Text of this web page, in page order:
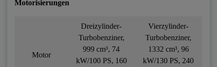
Motorisierungen
Motor
Dreizylinder-
Turbobenziner,
999 cm³, 74
kW/100 PS, 160
Vierzylinder-
Turbobenziner,
1332 cm³, 96
kW/130 PS, 240